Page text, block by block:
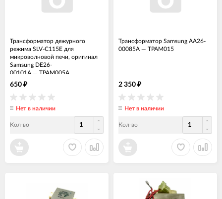
Трансформатор дежурного
режима SLV-C115E для
микроволновой печи, оригинал
Samsung DE26-
00101A — ТРАМ005А
650 ₽
Нет в наличии
Кол-во
Трансформатор Samsung AA26-
00085A — ТРАМ015
2 350 ₽
Нет в наличии
Кол-во